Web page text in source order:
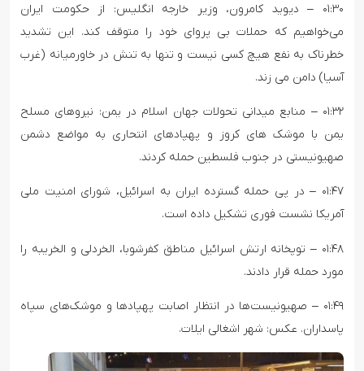
۰۱:۳۰ – دیوید کامرون، وزیر خارجه انگلیس: از حکومت ایران
می‌خواهیم که حملات بی پروای خود را متوقف کند. این تشدید
خطرناک به نفع هیچ کسی نیست و تنها به تنش در خاورمیانه (غرب
آسیا) دامن می زند.
۰۱:۳۲ – منابع میدانی تحولات جهان اسلام در یمن: نیروهای مسلح
یمن با موشک های کروز و پهپادهای انتحاری به مواضع دشمن
صهیونیستی در جنوب فلسطین حمله کردند.
۰۱:۴۷ – در پی حمله گسترده ایران به اسرائیل، شورای امنیت ملی
آمریکا نشست فوری تشکیل داده است.
۰۱:۴۸ – توپخانه ارتش اسرائیل مناطق کفرشوبا، الخردلی و الخریبه را
مورد حمله قرار دادند.
۰۱:۴۹ – صهیونیست‌ها در انتظار اصابت پهپادها و موشک‌های سپاه
پاسداران. عکس: شهر اشغالی ایلات.